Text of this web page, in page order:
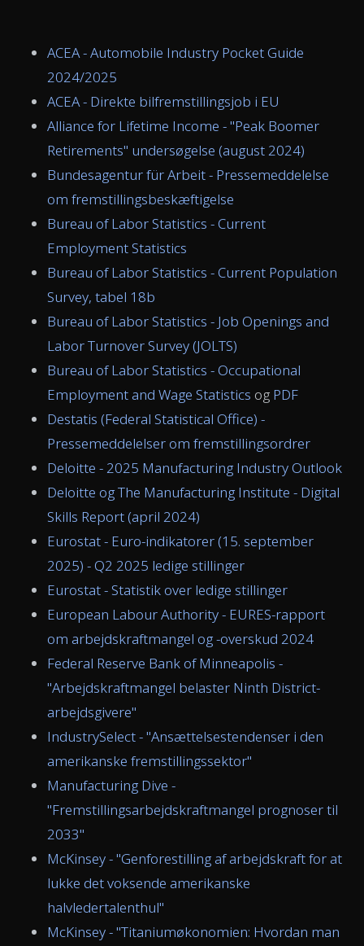
ACEA - Automobile Industry Pocket Guide
2024/2025
ACEA - Direkte bilfremstillingsjob i EU
Alliance for Lifetime Income - "Peak Boomer
Retirements" undersøgelse (august 2024)
Bundesagentur für Arbeit - Pressemeddelelse
om fremstillingsbeskæftigelse
Bureau of Labor Statistics - Current
Employment Statistics
Bureau of Labor Statistics - Current Population
Survey, tabel 18b
Bureau of Labor Statistics - Job Openings and
Labor Turnover Survey (JOLTS)
Bureau of Labor Statistics - Occupational
Employment and Wage Statistics og PDF
Destatis (Federal Statistical Office) -
Pressemeddelelser om fremstillingsordrer
Deloitte - 2025 Manufacturing Industry Outlook
Deloitte og The Manufacturing Institute - Digital
Skills Report (april 2024)
Eurostat - Euro-indikatorer (15. september
2025) - Q2 2025 ledige stillinger
Eurostat - Statistik over ledige stillinger
European Labour Authority - EURES-rapport
om arbejdskraftmangel og -overskud 2024
Federal Reserve Bank of Minneapolis -
"Arbejdskraftmangel belaster Ninth District-
arbejdsgivere"
IndustrySelect - "Ansættelsestendenser i den
amerikanske fremstillingssektor"
Manufacturing Dive -
"Fremstillingsarbejdskraftmangel prognoser til
2033"
McKinsey - "Genforestilling af arbejdskraft for at
lukke det voksende amerikanske
halvledertalenthul"
McKinsey - "Titaniumøkonomien: Hvordan man